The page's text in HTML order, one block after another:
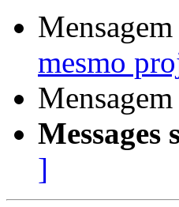
mesmo
Messages
]